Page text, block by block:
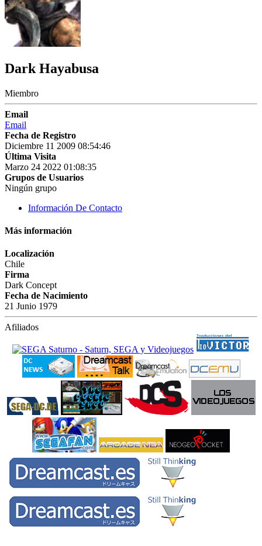
Dark Hayabusa
Miembro
Email
Email
Fecha de Registro
Diciembre 11 2009 08:54:46
Última Visita
Marzo 24 2022 01:08:35
Grupos de Usuarios
Ningún grupo
Información De Contacto
Más información
Localización
Chile
Firma
Dark Concept
Fecha de Nacimiento
21 Junio 1979
Afiliados